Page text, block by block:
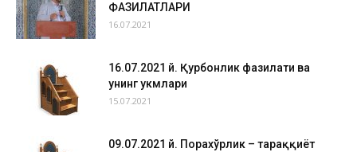
ФАЗИЛАТЛАРИ
16.07.2021
16.07.2021 й. Қурбонлик фазилати ва
унинг ҳукмлари
15.07.2021
09.07.2021 й. Порахўрлик – тараққиёт